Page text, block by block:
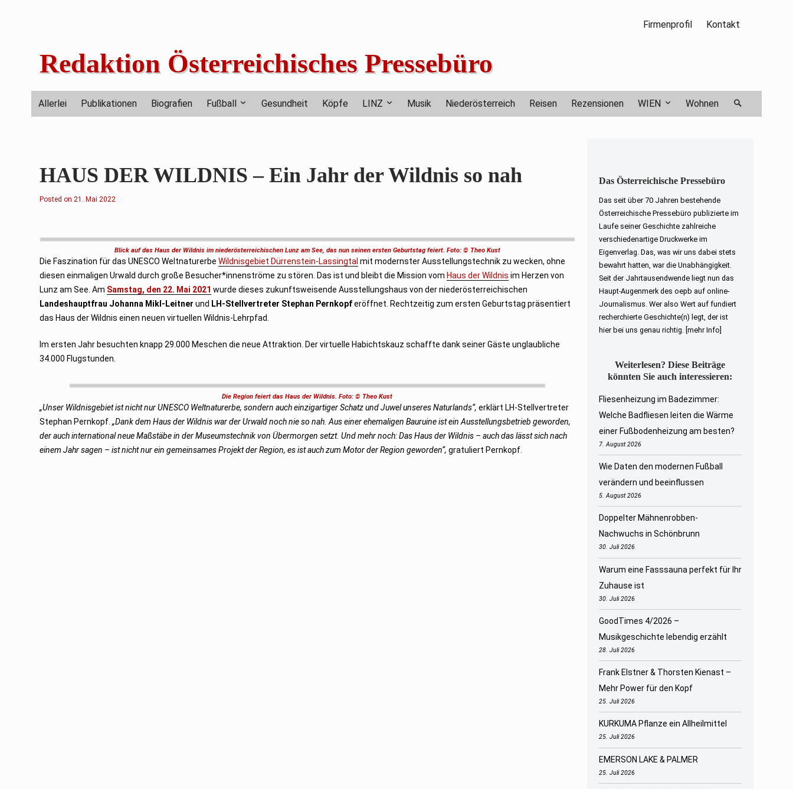
Firmenprofil Kontakt
Redaktion Österreichisches Pressebüro
Allerlei Publikationen Biografien Fußball Gesundheit Köpfe LINZ Musik Niederösterreich Reisen Rezensionen WIEN Wohnen
HAUS DER WILDNIS – Ein Jahr der Wildnis so nah
Posted on 2
i
2
21. Mai 2022
Blick auf das Haus der Wildnis im niederösterreichischen Lunz am See, das nun seinen ersten Geburtstag feiert. Foto: © Theo Kust
Die Faszination für das UNESCO WeltnaturerbeWildnisgebiet Dürrenstein-Lassingtal mit modernster Ausstellungstechnik zu wecken, ohne
diesen einmaligen Urwald durch große Besucher*innenströme zu stören. Das ist und bleibt die Mission vomHaus der Wildnis im Herzen von
Lunz am See. Am Samstag, den 22. Mai 2021 wurde dieses zukunftsweisende Ausstellungshaus von der niederösterreichischen
Landeshauptfrau Johanna Mikl-Leitner und LH-Stellvertreter Stephan Pernkopferöffnet. Rechtzeitig zum ersten Geburtstag präsentiert
das Haus der Wildnis einen neuen virtuellen Wildnis-Lehrpfad.
Im ersten Jahr besuchten knapp 29.000 Meschen die neue Attraktion. Der virtuelle Habichtskauz schaffte dank seiner Gäste unglaubliche
34.000 Flugstunden.
Die Region feiert das Haus der Wildnis. Foto: © Theo Kust
„Unser Wildnisgebiet ist nicht nur UNESCO Weltnaturerbe, sondern auch einzigartiger Schatz und Juwel unseres Naturlands“, erklärt LH-Stellvertreter
Stephan Pernkopf.„Dank dem Haus der Wildnis war der Urwald noch nie so nah. Aus einer ehemaligen Bauruine ist ein Ausstellungsbetrieb geworden,
der auch international neue Maßstäbe in der Museumstechnik von Übermorgen setzt. Und mehr noch: Das Haus der Wildnis – auch das lässt sich nach
einem Jahr sagen – ist nicht nur ein gemeinsames Projekt der Region, es ist auch zum Motor der Region geworden“,gratuliert Pernkopf.
Das Österreichische Pressebüro
Das seit über 70 Jahren bestehende
Österreichische Pressebüro publizierte im
Laufe seiner Geschichte zahlreiche
verschiedenartige Druckwerke im
Eigenverlag. Das, was wir uns dabei stets
bewahrt hatten, war die Unabhängigkeit.
Seit der Jahrtausendwende liegt nun das
Haupt-Augenmerk des oepb auf online-
Journalismus. Wer also Wert auf fundiert
recherchierte Geschichte(n) legt, der ist
hier bei uns genau richtig. [mehr Info]
Weiterlesen? Diese Beiträge
könnten Sie auch interessieren:
Fliesenheizung im Badezimmer:
Welche Badfliesen leiten die Wärme
einer Fußbodenheizung am besten?
7. August 2026
Wie Daten den modernen Fußball
verändern und beeinflussen
5. August 2026
Doppelter Mähnenrobben-
Nachwuchs in Schönbrunn
30. Juli 2026
Warum eine Fasssauna perfekt für Ihr
Zuhause ist
30. Juli 2026
GoodTimes 4/2026 –
Musikgeschichte lebendig erzählt
28. Juli 2026
Frank Elstner & Thorsten Kienast –
Mehr Power für den Kopf
25. Juli 2026
KURKUMA Pflanze ein Allheilmittel
25. Juli 2026
EMERSON LAKE & PALMER
25. Juli 2026